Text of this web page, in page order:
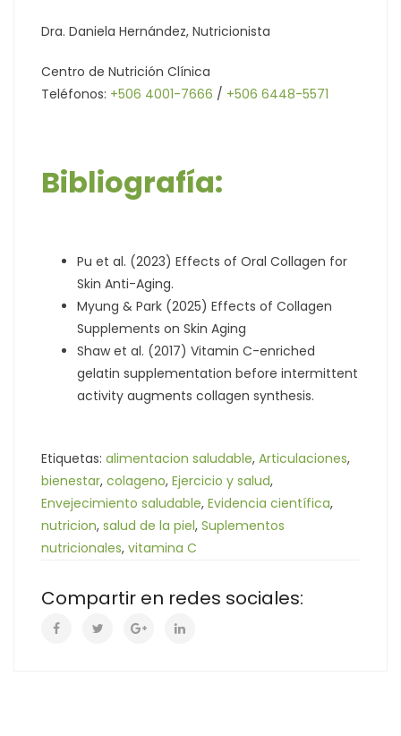
Dra. Daniela Hernández, Nutricionista
Centro de Nutrición Clínica
Teléfonos: +506 4001-7666 / +506 6448-5571
Bibliografía:
Pu et al. (2023) Effects of Oral Collagen for
Skin Anti-Aging.
Myung & Park (2025) Effects of Collagen
Supplements on Skin Aging
Shaw et al. (2017) Vitamin C-enriched
gelatin supplementation before intermittent
activity augments collagen synthesis.
Etiquetas: alimentacion saludable, Articulaciones,
bienestar, colageno, Ejercicio y salud,
Envejecimiento saludable, Evidencia científica,
nutricion, salud de la piel, Suplementos
nutricionales, vitamina C
Compartir en redes sociales: